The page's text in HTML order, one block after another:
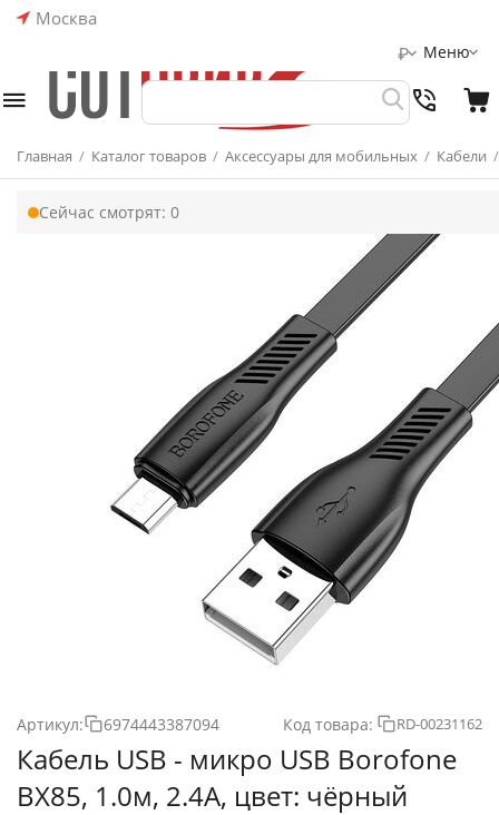
Москва
Меню
₽
Главная / Каталог товаров / Аксессуары для мобильных / Кабели /
Сейчас смотрят: 0
Артикул: 6974443387094 Код товара: RD-00231162
Кабель USB - микро USB Borofone
BX85, 1.0м, 2.4A, цвет: чёрный